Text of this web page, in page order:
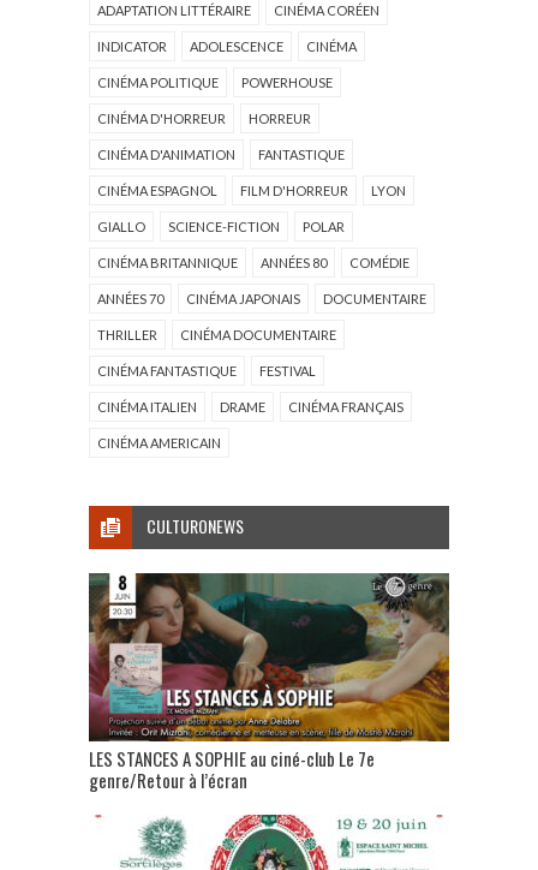
ADAPTATION LITTÉRAIRE CINÉMA CORÉEN
INDICATOR ADOLESCENCE CINÉMA
CINÉMA POLITIQUE POWERHOUSE
CINÉMA D'HORREUR HORREUR
CINÉMA D'ANIMATION FANTASTIQUE
CINÉMA ESPAGNOL FILM D'HORREUR LYON
GIALLO SCIENCE-FICTION POLAR
CINÉMA BRITANNIQUE ANNÉES 80 COMÉDIE
ANNÉES 70 CINÉMA JAPONAIS DOCUMENTAIRE
THRILLER CINÉMA DOCUMENTAIRE
CINÉMA FANTASTIQUE FESTIVAL
CINÉMA ITALIEN DRAME CINÉMA FRANÇAIS
CINÉMA AMERICAIN
CULTURONEWS
LES STANCES A SOPHIE au ciné-club Le 7e
genre/Retour à l’écran